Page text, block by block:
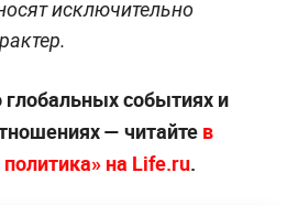
исключительно
событиях и
— читайте в
на Life.ru.